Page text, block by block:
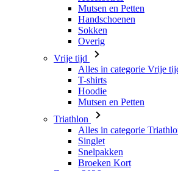
Vrije tijd
Alles in categorie Vrije tijd
T-shirts
Hoodie
Mutsen en Petten
Triathlon
Alles in categorie Triathlon
Singlet
Snelpakken
Broeken Kort
Zomer 2026
Team replica's
Speciale edities
Opruiming
Waardebonnen